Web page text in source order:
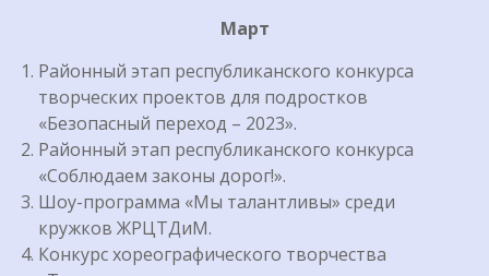
Март
Районный этап республиканского конкурса
творческих проектов для подростков
«Безопасный переход – 2023».
Районный этап республиканского конкурса
«Соблюдаем законы дорог!».
Шоу-программа «Мы талантливы» среди
кружков ЖРЦТДиМ.
Конкурс хореографического творчества